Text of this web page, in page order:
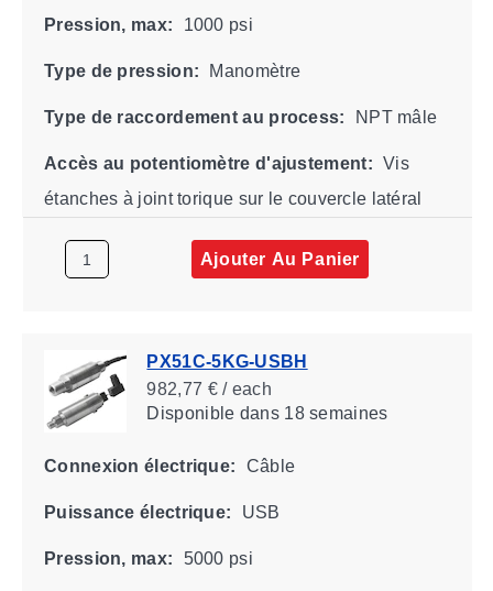
Pression, max: 1000 psi
Type de pression: Manomètre
Type de raccordement au process: NPT mâle
Accès au potentiomètre d'ajustement: Vis
étanches à joint torique sur le couvercle latéral
Ajouter Au Panier
PX51C-5KG-USBH
982,77 € / each
Disponibledans 18 semaines
Connexion électrique: Câble
Puissance électrique: USB
Pression, max: 5000 psi